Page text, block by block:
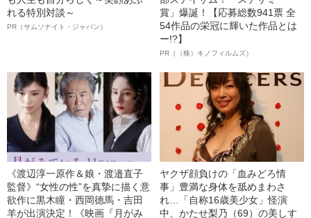
れる特別対談～
PR（サムソナイト・ジャパン）
賞」爆誕！【応募総数941票 全
54作品の栄冠に輝いた作品とは
ー!?】
PR（（株）キノフィルムズ）
《渡辺淳一原作＆娘・渡邉直子
監督》“女性の性”を真摯に描く意
欲作に黒木瞳・西岡德馬・吉田
羊が出演決定！《映画『月がみ
ヤクザ顔負けの「血みどろ情
事」豊満な身体を舐めまわさ
れ…「自称16歳美少女」怪演
中、かたせ梨乃（69）の美しす